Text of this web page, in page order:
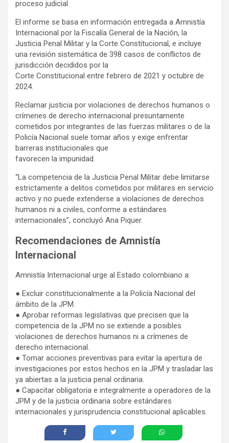
proceso judicial.
El informe se basa en información entregada a Amnistía
Internacional por la Fiscalía General de la Nación, la
Justicia Penal Militar y la Corte Constitucional, e incluye
una revisión sistemática de 398 casos de conflictos de
jurisdicción decididos por la
Corte Constitucional entre febrero de 2021 y octubre de
2024.
Reclamar justicia por violaciones de derechos humanos o
crímenes de derecho internacional presuntamente
cometidos por integrantes de las fuerzas militares o de la
Policía Nacional suele tomar años y exige enfrentar
barreras institucionales que
favorecen la impunidad.
“La competencia de la Justicia Penal Militar debe limitarse
estrictamente a delitos cometidos por militares en servicio
activo y no puede extenderse a violaciones de derechos
humanos ni a civiles, conforme a estándares
internacionales”, concluyó Ana Piquer.
Recomendaciones de Amnistía
Internacional
Amnistía Internacional urge al Estado colombiano a:
● Excluir constitucionalmente a la Policía Nacional del
ámbito de la JPM.
● Aprobar reformas legislativas que precisen que la
competencia de la JPM no se extiende a posibles
violaciones de derechos humanos ni a crímenes de
derecho internacional.
● Tomar acciones preventivas para evitar la apertura de
investigaciones por estos hechos en la JPM y trasladar las
ya abiertas a la justicia penal ordinaria.
● Capacitar obligatoria e integralmente a operadores de la
JPM y de la justicia ordinaria sobre estándares
internacionales y jurisprudencia constitucional aplicables.